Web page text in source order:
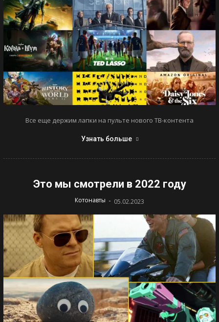
Все еще держим лапки на пульте нового ТВ-контента
Узнать больше
Это мы смотрели в 2022 году
Котонавты - 05.02.2023